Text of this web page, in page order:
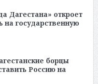
Дагестана» откроет
государственную
борцы
Россию на